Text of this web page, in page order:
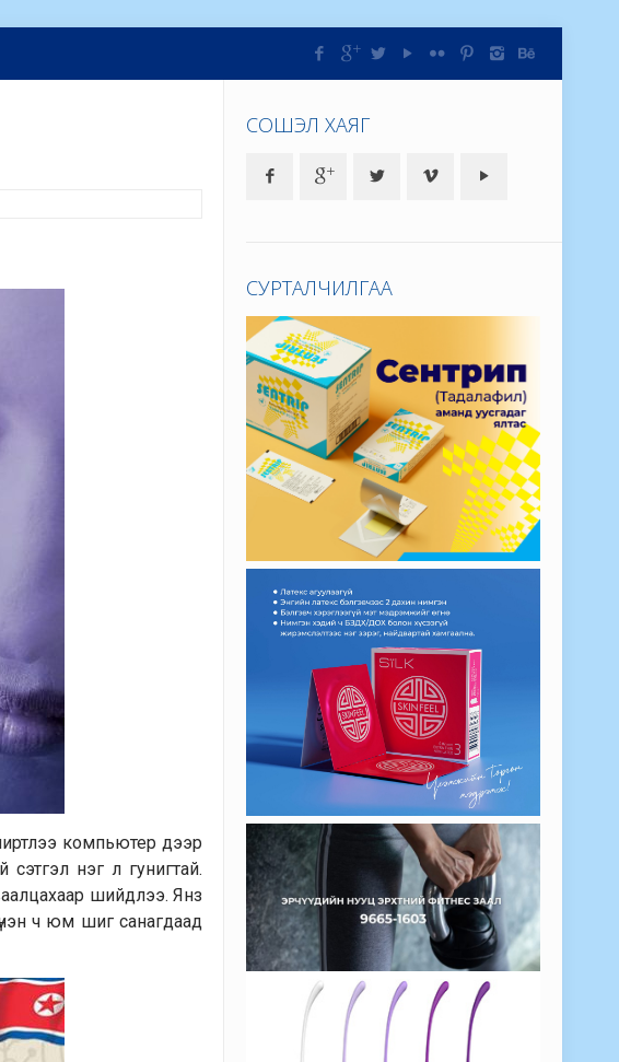
компьютер дээр
нэг л гунигтай.
шийдлээ. Янз
ч юм шиг санагдаад
СОШЭЛ ХАЯГ
СУРТАЛЧИЛГАА